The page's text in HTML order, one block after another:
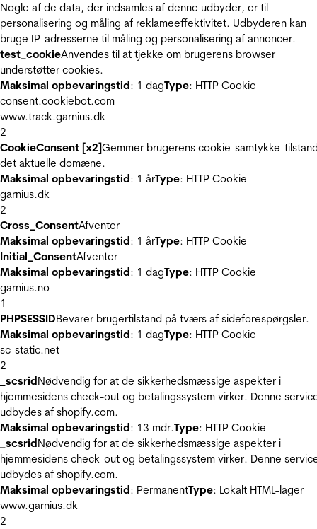
Nogle af de data, der indsamles af denne udbyder, er til
personalisering og måling af reklameeffektivitet. Udbyderen kan
bruge IP-adresserne til måling og personalisering af annoncer.
test_cookieAnvendes til at tjekke om brugerens browser
understøtter cookies.
Maksimal opbevaringstid: 1 dagType: HTTP Cookie
consent.cookiebot.com
www.track.garnius.dk
2
CookieConsent [x2]Gemmer brugerens cookie-samtykke-
det aktuelle domæne.
Maksimal opbevaringstid: 1 årType: HTTP Cookie
garnius.dk
2
Cross_ConsentAfventer
Maksimal opbevaringstid: 1 årType: HTTP Cookie
Initial_ConsentAfventer
Maksimal opbevaringstid: 1 dagType: HTTP Cookie
garnius.no
1
PHPSESSIDBevarer brugertilstand på tværs af sideforespørgsler.
Maksimal opbevaringstid: 1 dagType: HTTP Cookie
sc-static.net
2
_scsridNødvendig for at de sikkerhedsmæssige aspekter i
hjemmesidens check-out og betalingssystem virker. Denne
udbydes af shopify.com.
Maksimal opbevaringstid: 13 mdr.Type: HTTP Cookie
_scsridNødvendig for at de sikkerhedsmæssige aspekter i
hjemmesidens check-out og betalingssystem virker. Denne
udbydes af shopify.com.
Maksimal opbevaringstid: PermanentType: Lokalt HTML-lager
www.garnius.dk
2